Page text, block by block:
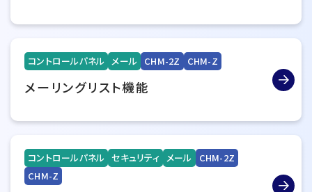
コントロールパネル メール CHM-2Z CHM-Z
メーリングリスト機能
コントロールパネル セキュリティ メール
CHM-2Z
CHM-Z